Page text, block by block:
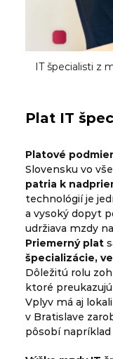
IT špecialisti z
Plat IT
Platové
Slovensku vo
patria k
technológií je
a vysoký dopyt
udržiava mzdy
Priemerný plat
špecializácie,
Dôležitú rolu
ktoré
Vplyv má aj
v Bratislave
pôsobí napríklad